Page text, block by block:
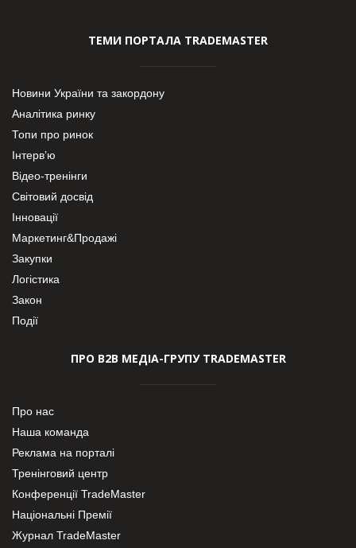
ТЕМИ ПОРТАЛА TRADEMASTER
Новини України та закордону
Аналітика ринку
Топи про ринок
Інтерв’ю
Відео-тренінги
Світовий досвід
Інновації
Маркетинг&Продажі
Закупки
Логістика
Закон
Події
ПРО В2В МЕДІА-ГРУПУ TRADEMASTER
Про нас
Наша команда
Реклама на порталі
Тренінговий центр
Конференції TradeMaster
Національні Премії
Журнал TradeMaster